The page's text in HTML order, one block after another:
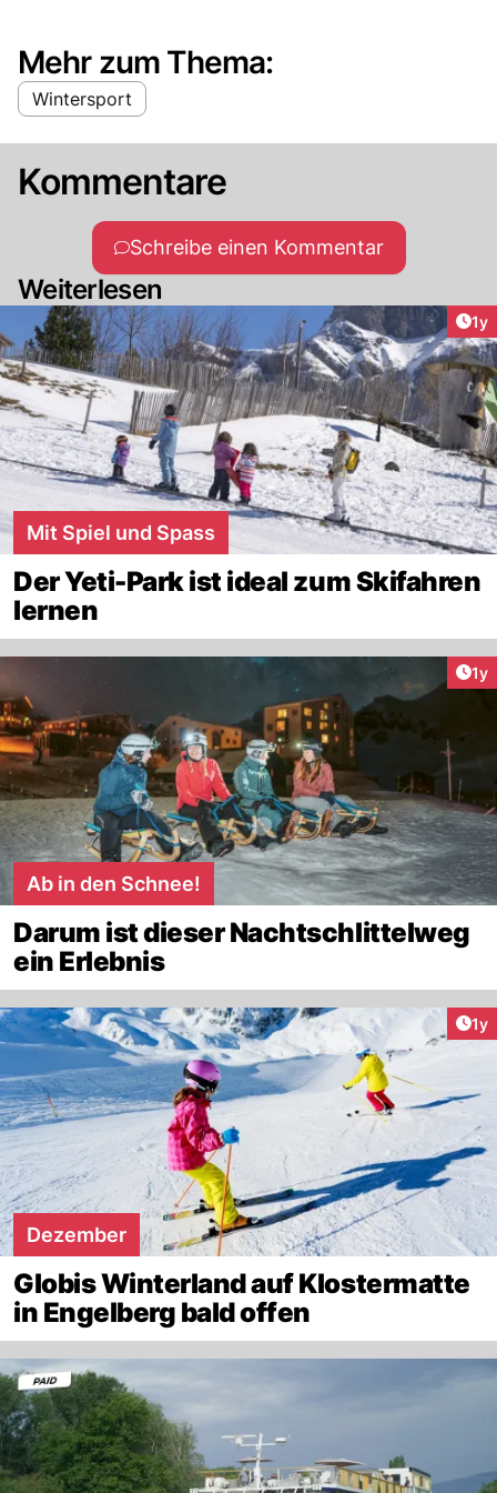
Mehr zum Thema:
Wintersport
Kommentare
Schreibe einen Kommentar
Weiterlesen
1y
Mit Spiel und Spass
Der Yeti-Park ist ideal zum Skifahren
lernen
1y
Ab in den Schnee!
Darum ist dieser Nachtschlittelweg
ein Erlebnis
1y
Dezember
Globis Winterland auf Klostermatte
in Engelberg bald offen